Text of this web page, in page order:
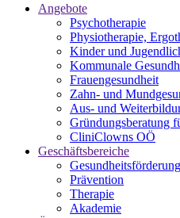
Angebote
Psychotherapie
Physiotherapie,
Kinder und
Kommunale
Frauengesundheit
Zahn- und
Aus- und
Gründungsberatung
CliniClowns OÖ
Geschäftsbereiche
Gesundheitsförderung
Prävention
Therapie
Akademie